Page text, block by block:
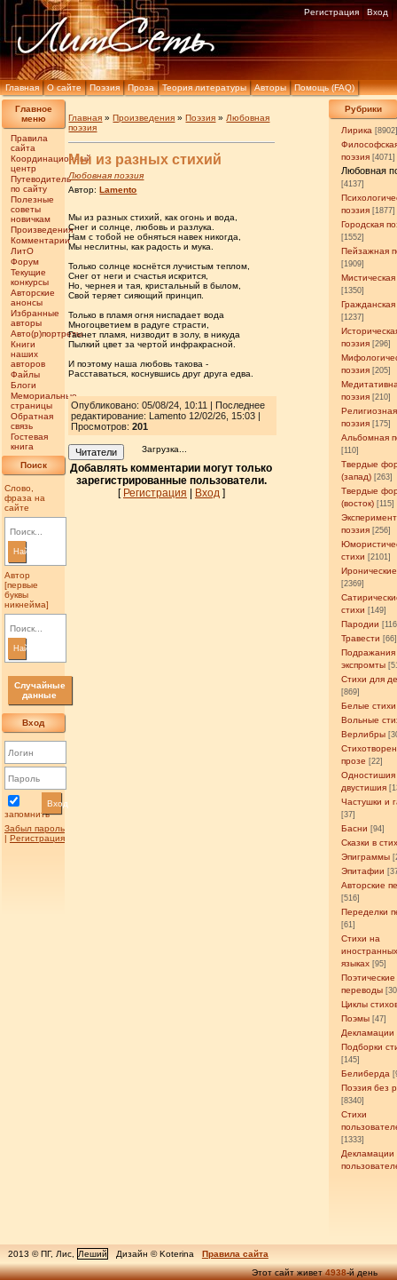
Главная О сайте Поэзия Проза Теория литературы Авторы Помощь (FAQ)
Регистрация Вход
Главное
меню
Правила
сайта
Координационный
центр
Путеводитель
по сайту
Полезные
советы
новичкам
Произведения
Комментарии
ЛитО
Форум
Текущие
конкурсы
Авторские
анонсы
Избранные
авторы
Авто(р)портреты
Книги
наших
авторов
Файлы
Блоги
Мемориальные
страницы
Обратная
связь
Гостевая
книга
Поиск
Слово,
фраза на
сайте
Найти
Автор
[первые
буквы
никнейма]
Найти
Случайные
данные
Вход
запомнить
Вход
Забыл пароль
| Регистрация
Рубрики
Лирика
поэзия [4071]
Любовная
[4137]
поэзия [1877]
Городская
[1552]
Пейзажная
[1909]
Мистическая
[1350]
Гражданская
[1237]
поэзия [296]
поэзия [205]
поэзия [210]
Религиозная
поэзия [175]
Альбомная
[110]
Твердые
(запад) [263]
Твердые
(восток) [115]
поэзия [256]
стихи [2101]
[2369]
стихи [149]
Пародии
Травести [66]
Подражания
экспромты
Стихи для
[869]
Белые стихи
Вольные
Верлибры
прозе [22]
Одностишия
двустишия
Частушки и
[37]
Басни [94]
Сказки в
Эпиграммы
Эпитафии
Авторские
[516]
Переделки
[61]
Стихи на
языках [95]
Поэтические
переводы
Циклы
Поэмы [47]
Декламации
Подборки
[145]
Белиберда
Поэзия без
[8340]
Стихи
[1333]
Декламации
Главная »Произведения »Поэзия » Любовная
поэзия
Мы из разных стихий
Любовная поэзия
Автор:Lamento
Мы из разных стихий, как огонь и вода,
Снег и солнце, любовь и разлука.
Нам с тобой не обняться навек никогда,
Мы неслитны, как радость и мука.
Только солнце коснётся лучистым теплом,
Снег от неги и счастья искрится,
Но, чернея и тая, кристальный в былом,
Свой теряет сияющий принцип.
Только в пламя огня ниспадает вода
Многоцветием в радуге страсти,
Гаснет пламя, низводит в золу, в никуда
Пылкий цвет за чертой инфракрасной.
И поэтому наша любовь такова -
Расставаться, коснувшись друг друга едва.
Опубликовано: 05/08/24, 10:11 | Последнее
редактирование: Lamento 12/02/26, 15:03 |
Просмотров: 201
Читатели Загрузка...
Добавлять комментарии могут только
зарегистрированные пользователи.
[ Регистрация Вход]
2013 © ПГ, Лис, Леший Дизайн © Koterina
Правила сайта
Этот сайт живет4938-й день